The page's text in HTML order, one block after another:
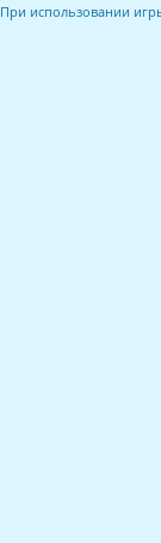
При использовании